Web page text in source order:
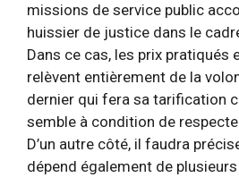
missions de service public
huissier de justice dans le
Dans ce cas, les prix pratiqués
relèvent entièrement de la
dernier qui fera sa tarification
semble à condition de
D’un autre côté, il faudra
dépend également de